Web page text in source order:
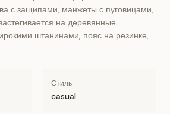
с защипами, манжеты с пуговицами,
на деревянные
штанинами, пояс на резинке,
Стиль
casual